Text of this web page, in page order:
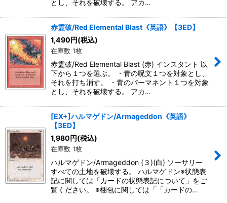
とし、それを破壊する。 アカ…
赤霊破/Red Elemental Blast《英語》【3ED】
1,490円(税込)
在庫数 1枚
赤霊破/Red Elemental Blast (赤) インスタント 以
下から１つを選ぶ。 ・青の呪文１つを対象とし、
それを打ち消す。 ・青のパーマネント１つを対象
とし、それを破壊する。 アカ…
[EX+]ハルマゲドン/Armageddon《英語》
【3ED】
1,980円(税込)
在庫数 1枚
ハルマゲドン/Armageddon (３)(白) ソーサリー
すべての土地を破壊する。 ハルマゲドン※状態表
記に関しては「カードの状態表記について」をご
覧ください。 ※梱包に関しては「「カードの…